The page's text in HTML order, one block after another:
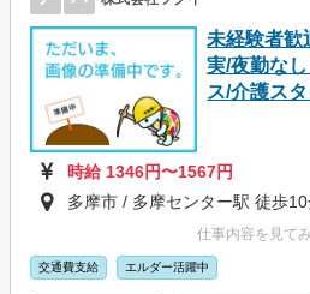
未経験者歓
実/夜勤な
ス/介護スタ
時給 1346円〜1567円
多摩市 / 多摩センター駅 徒歩
仕事内容を見て
交通費支給 エルダー活躍中